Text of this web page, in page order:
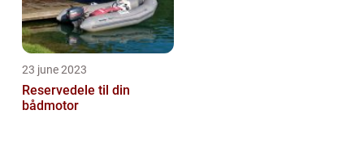
23 june 2023
Reservedele til din
bådmotor